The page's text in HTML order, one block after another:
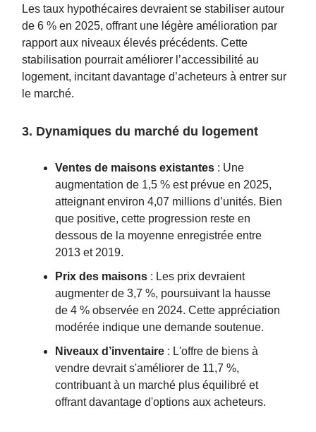
Les taux hypothécaires devraient se stabiliser autour
de 6 % en 2025, offrant une légère amélioration par
rapport aux niveaux élevés précédents. Cette
stabilisation pourrait améliorer l’accessibilité au
logement, incitant davantage d’acheteurs à entrer sur
le marché.
3. Dynamiques du marché du logement
Ventes de maisons existantes : Une
augmentation de 1,5 % est prévue en 2025,
atteignant environ 4,07 millions d’unités. Bien
que positive, cette progression reste en
dessous de la moyenne enregistrée entre
2013 et 2019.
Prix des maisons : Les prix devraient
augmenter de 3,7 %, poursuivant la hausse
de 4 % observée en 2024. Cette appréciation
modérée indique une demande soutenue.
Niveaux d’inventaire : L'offre de biens à
vendre devrait s'améliorer de 11,7 %,
contribuant à un marché plus équilibré et
offrant davantage d'options aux acheteurs.